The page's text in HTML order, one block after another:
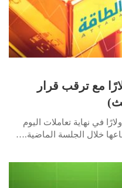
تنخفض 38 دولارًا مع ترقب قرار
أسعار الذهب بأكثر من 38 دولارًا في نهاية تعاملات اليوم